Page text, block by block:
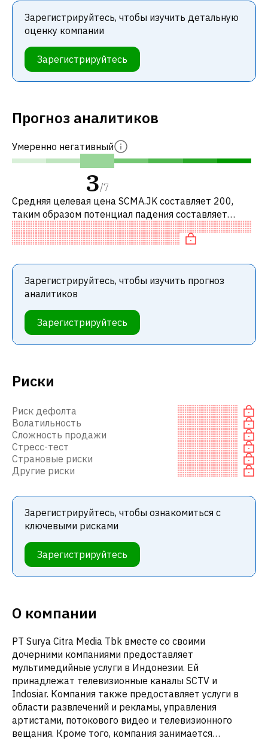
Риски
Риск дефолта
Волатильность
Сложность продажи
Стресс-тест
Страновые риски
Другие риски
Зарегистрируйтесь, чтобы ознакомиться с
ключевыми рисками
Зарегистрируйтесь
О компании
PT Surya Citra Media Tbk вместе со своими
дочерними компаниями предоставляет
мультимедийные услуги в Индонезии. Ей
принадлежат телевизионные каналы SCTV и
Indosiar. Компания также предоставляет услуги в
области развлечений и рекламы, управления
артистами, потокового видео и телевизионного
вещания. Кроме того, компания занимается
Зарегистрируйтесь, чтобы изучить детальную
оценку компании
Зарегистрируйтесь
Прогноз аналитиков
Умеренно негативный
3/7
Средняя целевая цена SCMA.JK составляет 200,
таким образом потенциал падения составляет
1.96%. Обычно это означает рекомендацию
«ПРОДАВАТЬ» среди инвестиционных компаний
Зарегистрируйтесь, чтобы изучить прогноз
аналитиков
Зарегистрируйтесь